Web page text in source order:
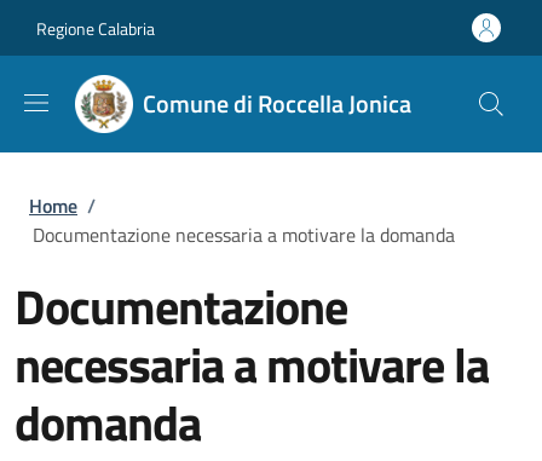
Regione Calabria
Comune di Roccella Jonica
Briciole di pane
Home /
Documentazione necessaria a motivare la domanda
Documentazione
necessaria a motivare la
domanda